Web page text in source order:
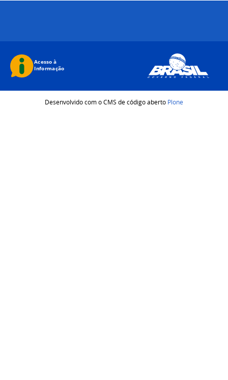
Desenvolvido com o CMS de código aberto Plone